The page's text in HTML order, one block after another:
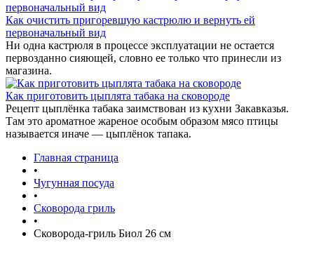
Как очистить пригоревшую кастрюлю и вернуть ей
первоначальный вид
Ни одна кастрюля в процессе эксплуатации не остается
первозданно сияющей, словно ее только что принесли из
магазина.
Как приготовить цыплята табака на сковороде
Рецепт цыплёнка табака заимствован из кухни Закавказья.
Там это ароматное жареное особым образом мясо птицы
называется иначе — цыплёнок тапака.
Главная страница
•
Чугунная посуда
•
Сковорода гриль
•
Сковорода-гриль Биол 26 см